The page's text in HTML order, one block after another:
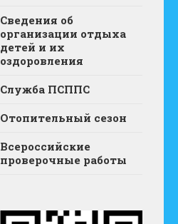
Сведения об
организации отдыха
детей и их
оздоровления
Служба ПСППС
Отопительный сезон
Всероссийские
проверочные работы